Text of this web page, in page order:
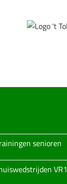
senioren
VR1